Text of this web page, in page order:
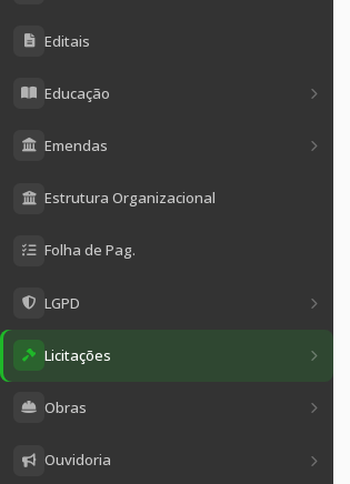
Editais
Educação
Emendas
Estrutura Organizacional
Folha de Pag.
LGPD
Licitações
Obras
Ouvidoria